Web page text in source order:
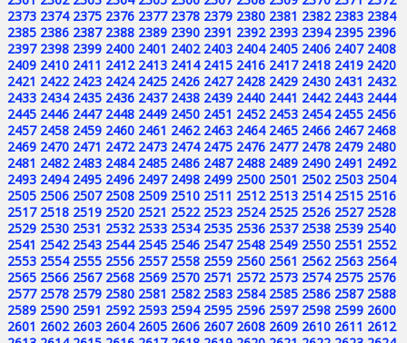
2373 2374 2375 2376 2377 2378 2379 2380 2381 2382 2383 2384
2385 2386 2387 2388 2389 2390 2391 2392 2393 2394 2395 2396
2397 2398 2399 2400 2401 2402 2403 2404 2405 2406 2407 2408
2409 2410 2411 2412 2413 2414 2415 2416 2417 2418 2419 2420
2421 2422 2423 2424 2425 2426 2427 2428 2429 2430 2431 2432
2433 2434 2435 2436 2437 2438 2439 2440 2441 2442 2443 2444
2445 2446 2447 2448 2449 2450 2451 2452 2453 2454 2455 2456
2457 2458 2459 2460 2461 2462 2463 2464 2465 2466 2467 2468
2469 2470 2471 2472 2473 2474 2475 2476 2477 2478 2479 2480
2481 2482 2483 2484 2485 2486 2487 2488 2489 2490 2491 2492
2493 2494 2495 2496 2497 2498 2499 2500 2501 2502 2503 2504
2505 2506 2507 2508 2509 2510 2511 2512 2513 2514 2515 2516
2517 2518 2519 2520 2521 2522 2523 2524 2525 2526 2527 2528
2529 2530 2531 2532 2533 2534 2535 2536 2537 2538 2539 2540
2541 2542 2543 2544 2545 2546 2547 2548 2549 2550 2551 2552
2553 2554 2555 2556 2557 2558 2559 2560 2561 2562 2563 2564
2565 2566 2567 2568 2569 2570 2571 2572 2573 2574 2575 2576
2577 2578 2579 2580 2581 2582 2583 2584 2585 2586 2587 2588
2589 2590 2591 2592 2593 2594 2595 2596 2597 2598 2599 2600
2601 2602 2603 2604 2605 2606 2607 2608 2609 2610 2611 2612